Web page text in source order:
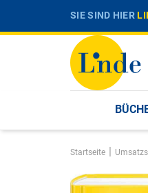
SIE SIND HIER
Startseite |